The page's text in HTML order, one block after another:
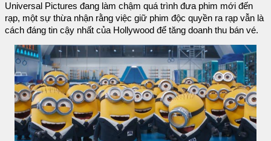
Universal Pictures đang làm chậm quá trình đưa phim mới đến
rạp, một sự thừa nhận rằng việc giữ phim độc quyền ra rạp vẫn là
cách đáng tin cậy nhất của Hollywood để tăng doanh thu bán vé.